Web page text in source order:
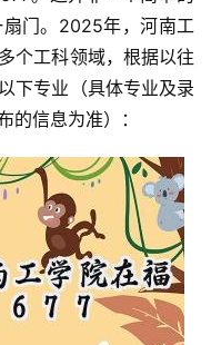
门。2025年，河南工
个工科领域，根据以往
下专业（具体专业及录
的信息为准）：